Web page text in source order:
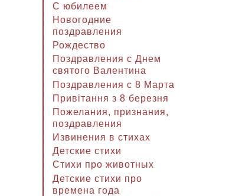
C юбилеем
Новогодние
поздравления
Рождество
Поздравления с Днем
святого Валентина
Поздравления с 8 Марта
Привітання з 8 березня
Пожелания, признания,
поздравления
Извинения в стихах
Детские стихи
Стихи про животных
Детские стихи про
времена года